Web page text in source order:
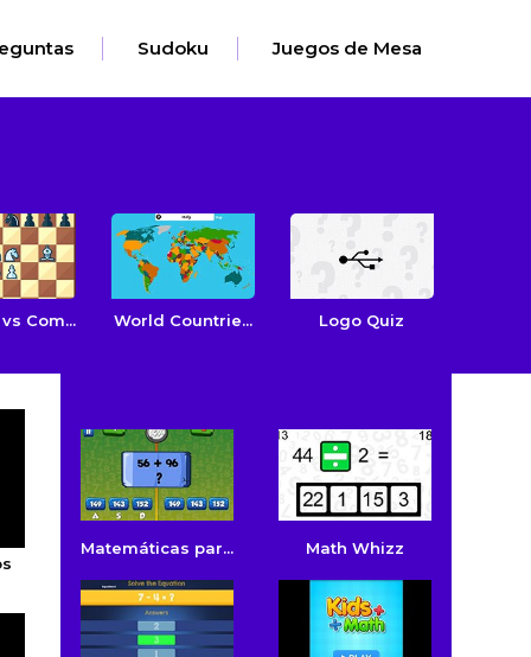
Sudoku Juegos de Mesa
Com... World Countrie... Logo Quiz
Matemáticas par... Math Whizz